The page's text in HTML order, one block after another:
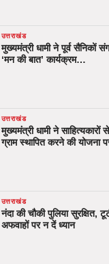
उत्तराखंड
मुख्यमंत्री धामी ने पूर्व सैनिकों
‘मन की बात’ कार्यक्रम…
उत्तराखंड
मुख्यमंत्री धामी ने साहित्यकारों
ग्राम स्थापित करने की योजना
उत्तराखंड
नंदा की चौकी पुलिया सुरक्षित,
अफवाहों पर न दें ध्यान